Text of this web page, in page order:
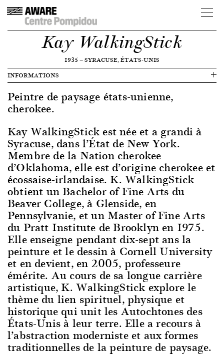
Kay WalkingStick
1935 —SYRACUSE, ÉTATS-UNIS
INFORMATIONS
Peintre de paysage états-unienne,
cherokee.
Kay WalkingStick est née et a grandi à
Syracuse, dans l’État de New York.
Membre de la Nation cherokee
d’Oklahoma, elle est d’origine cherokee et
écossaise-irlandaise. K. WalkingStick
obtient un Bachelor of Fine Arts du
Beaver College, à Glenside, en
Pennsylvanie, et un Master of Fine Arts
du Pratt Institute de Brooklyn en 1975.
Elle enseigne pendant dix-sept ans la
peinture et le dessin à Cornell University
et en devient, en 2005, professeure
émérite. Au cours de sa longue carrière
artistique, K. WalkingStick explore le
thème du lien spirituel, physique et
historique qui unit les Autochtones des
États-Unis à leur terre. Elle a recours à
l’abstraction moderniste et aux formes
traditionnelles de la peinture de paysage.